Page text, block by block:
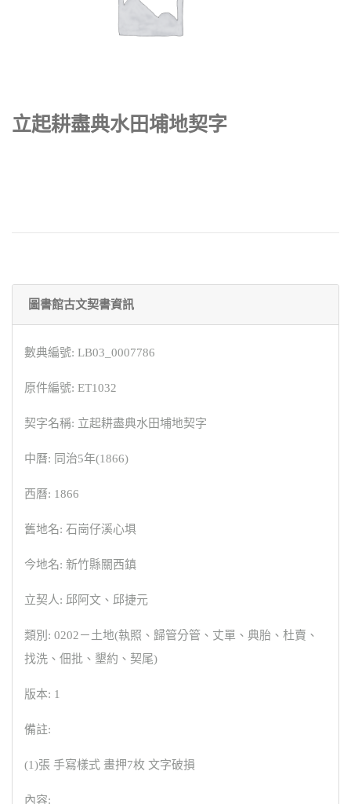
立起耕盡典水田埔地契字
圖書館古文契書資訊
數典編號: LB03_0007786
原件編號: ET1032
契字名稱: 立起耕盡典水田埔地契字
中曆: 同治5年(1866)
西曆: 1866
舊地名: 石崗仔溪心埧
今地名: 新竹縣關西鎮
立契人: 邱阿文、邱捷元
類別: 0202－土地(執照、歸管分管、丈單、典胎、杜賣、
找洗、佃批、墾約、契尾)
版本: 1
備註:
(1)張 手寫樣式 畫押7枚 文字破損
內容: